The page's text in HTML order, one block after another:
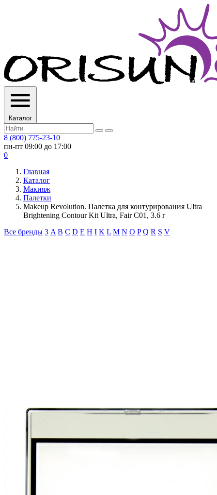
Каталог
8 (800) 775-23-10
пн-пт 09:00 до 17:00
0
Главная
Каталог
Макияж
Палетки
Makeup Revolution. Палетка для контурирования Ultra
Brightening Contour Kit Ultra, Fair C01, 3.6 г
Все бренды 3 A B C D E H I K L M N O P Q R S V